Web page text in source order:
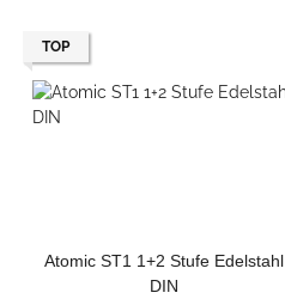
TOP
Atomic ST1 1+2 Stufe Edelstahl
DIN